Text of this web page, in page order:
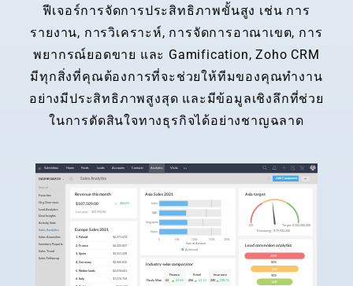
ฟีเจอร์การจัดการประสิทธิภาพขั้นสูง เช่น การ
รายงาน, การวิเคราะห์, การจัดการอาณาเขต, การ
พยากรณ์ยอดขาย และ Gamification, Zoho CRM
มีทุกสิ่งที่คุณต้องการที่จะช่วยให้ทีมของคุณทำงาน
อย่างมีประสิทธิภาพสูงสุด และมีข้อมูลเชิงลึกที่ช่วย
ในการตัดสินใจทางธุรกิจได้อย่างชาญฉลาด